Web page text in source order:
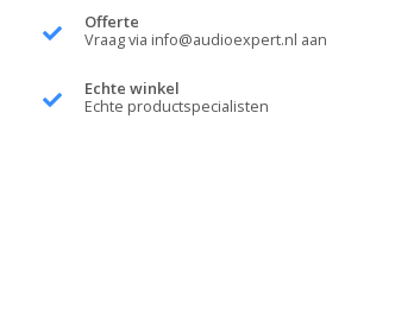
Offerte
Vraag via info@audioexpert.nl aan
Echte winkel
Echte productspecialisten